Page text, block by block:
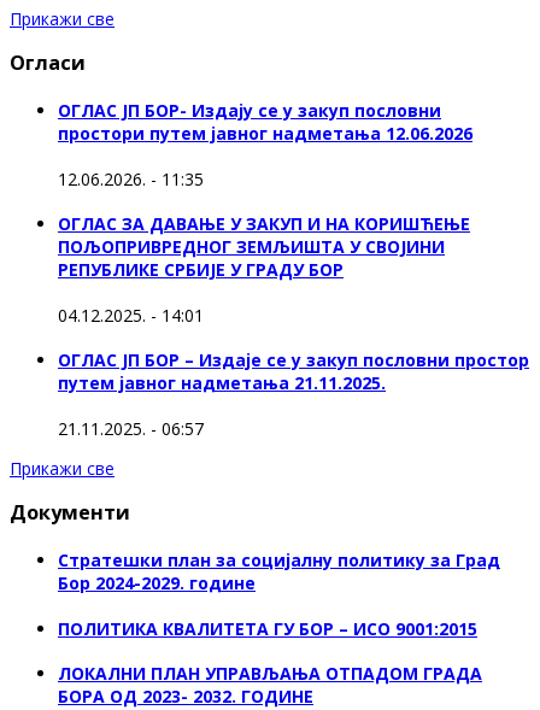
Прикажи све
Огласи
ОГЛАС ЈП БОР- Издају се у закуп пословни
простори путем јавног надметања 12.06.2026
12.06.2026. - 11:35
ОГЛАС ЗА ДАВАЊЕ У ЗАКУП И НА КОРИШЋЕЊЕ
ПОЉОПРИВРЕДНОГ ЗЕМЉИШТА У СВОЈИНИ
РЕПУБЛИКЕ СРБИЈЕ У ГРАДУ БОР
04.12.2025. - 14:01
ОГЛАС ЈП БОР – Издаје се у закуп пословни простор
путем јавног надметања 21.11.2025.
21.11.2025. - 06:57
Прикажи све
Документи
Стратешки план за социјалну политику за Град
Бор 2024-2029. године
ПОЛИТИКА КВАЛИТЕТА ГУ БОР – ИСО 9001:2015
ЛОКАЛНИ ПЛАН УПРАВЉАЊА ОТПАДОМ ГРАДА
БОРА ОД 2023- 2032. ГОДИНЕ